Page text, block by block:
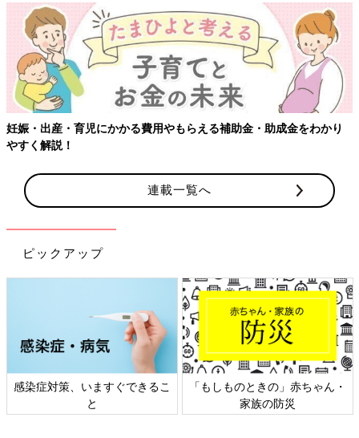
で、コーデが華やかになるのも◎。
長く着られそうなシンプルデザインが◎。「ショー
トオール」
る補助金・助成金をわかり
【ワクチン接種できるものも】妊婦
連載一覧へ
ピックアップ
感染症対策、いますぐできるこ
と
「もしものときの」赤ちゃん・
家族の防災